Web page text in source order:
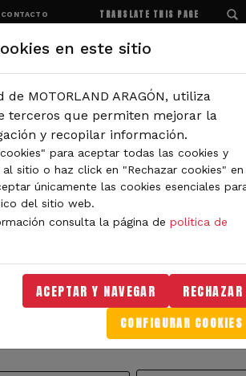
CONTACTO TRANSLATE THIS PAGE
encontrarás noticias sobre eventos,
o tipo de contenido y no te pierdas
en este sitio
MOTORLAND ARAGÓN, utiliza
terceros que permiten mejorar la
y recopilar información.
para aceptar todas las cookies y
sitio o haz click en "Rechazar cookies" en
únicamente las cookies esenciales
del sitio web.
consulta la página de política de
ACEPTAR Y NAVEGAR RECHAZAR
CONFIGURAR COOKIES